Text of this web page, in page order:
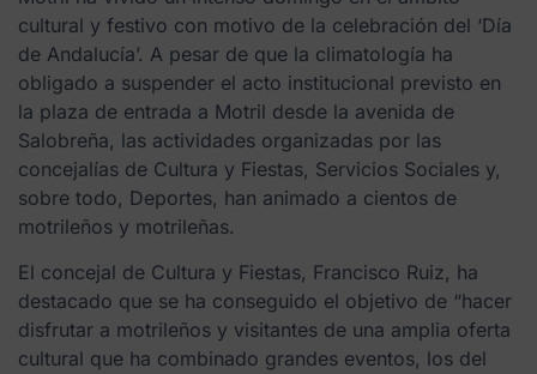
cultural y festivo con motivo de la celebración del ‘Día
de Andalucía’. A pesar de que la climatología ha
obligado a suspender el acto institucional previsto en
la plaza de entrada a Motril desde la avenida de
Salobreña, las actividades organizadas por las
concejalías de Cultura y Fiestas, Servicios Sociales y,
sobre todo, Deportes, han animado a cientos de
motrileños y motrileñas.
El concejal de Cultura y Fiestas, Francisco Ruiz, ha
destacado que se ha conseguido el objetivo de “hacer
disfrutar a motrileños y visitantes de una amplia oferta
cultural que ha combinado grandes eventos, los del